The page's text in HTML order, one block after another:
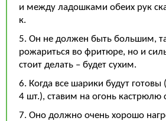
и между ладошками обеих рук
к.
5. Он не должен быть большим,
рожариться во фритюре, но и
стоит делать – будет сухим.
6. Когда все шарики будут
4 шт.), ставим на огонь кастрюлю
7. Оно должно очень хорошо